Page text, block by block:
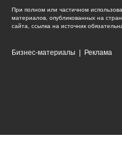
При полном или частичном
материалов, опубликованных на
сайта, ссылка на источник
Бизнес-материалы Реклама